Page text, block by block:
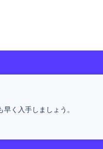
く入手しましょう。